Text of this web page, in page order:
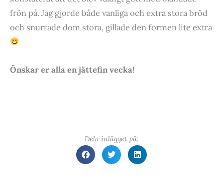
frön på. Jag gjorde både vanliga och extra stora bröd
och snurrade dom stora, gillade den formen lite extra
Önskar er alla en jättefin vecka!
Dela inlägget på: